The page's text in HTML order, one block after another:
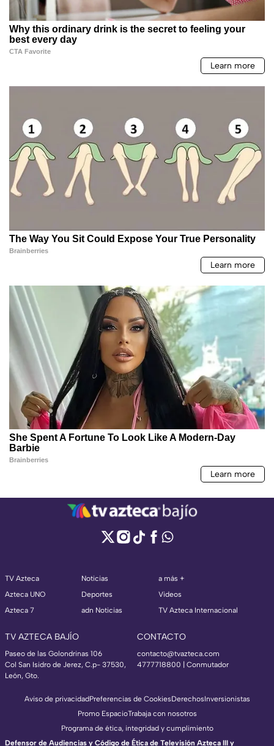
TV Azteca
Azteca UNO
Azteca 7
Noticias
Deportes
adn Noticias
a más +
Videos
TV Azteca Internacional
TV AZTECA BAJÍO
Paseo de las Golondrinas 106
Col San Isidro de Jerez, C.p- 37530,
León, Gto.
CONTACTO
contacto@tvazteca.com
4777718800 | Conmutador
Aviso de privacidadPreferencias de CookiesDerechosInversionistas
Promo EspacioTrabaja con nosotros
Programa de ética, integridad y cumplimiento
Defensor de Audiencias y Código de Ética de Televisión Azteca III y